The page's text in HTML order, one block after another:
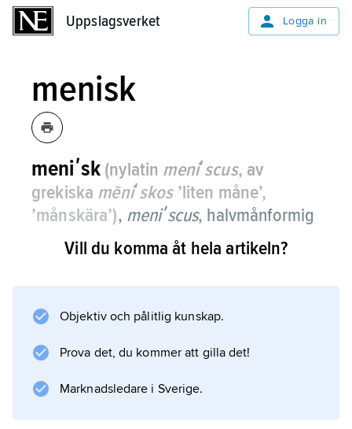
Uppslagsverket Logga in
menisk
meniʹsk (nylatin meniʹscus, av
grekiska mēniʹskos’liten måne’,
’månskära’), meniʹscus, halvmånformig
broskskiva i knäleden.
) och den inre menisken (
) fäster vid skenbenet och hjälper till att jämna
ut olikheter i ledytornas form hos skenbenet
och lårbenet.
Vill du komma åt hela artikeln?
Objektiv och pålitlig kunskap.
Prova det, du kommer att gilla det!
Marknadsledare i Sverige.